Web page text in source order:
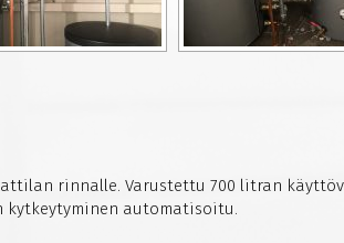
rinnalle. Varustettu 700 litran
automatisoitu.